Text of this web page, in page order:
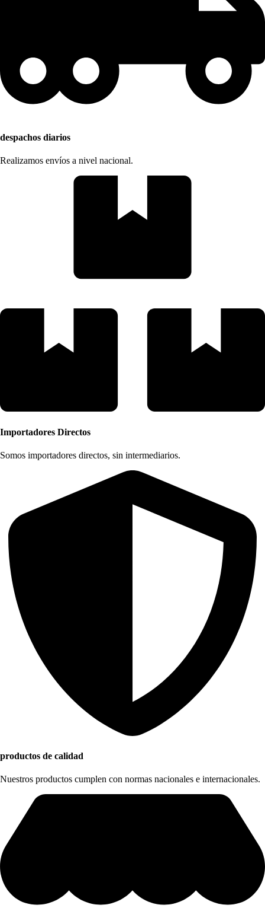
despachos diarios
Realizamos envíos a nivel nacional.
Importadores Directos
Somos importadores directos, sin intermediarios.
productos de calidad
Nuestros productos cumplen con normas nacionales e internacionales.